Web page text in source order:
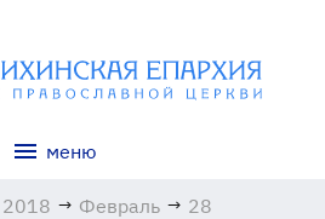
меню
2018 → Февраль → 28